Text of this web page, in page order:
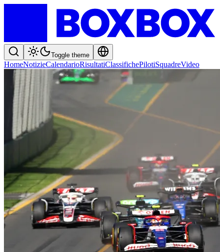
Toggle theme
HomeNotizieCalendarioRisultatiClassifichePilotiSquadreVideo